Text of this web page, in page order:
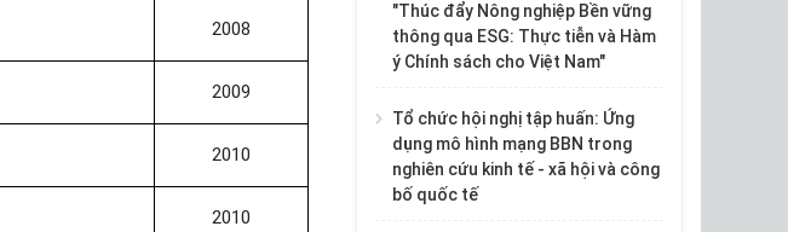
2008
2009
2010
2010
"Thúc đẩy Nông nghiệp Bền vững
thông qua ESG: Thực tiễn và Hàm
ý Chính sách cho Việt Nam"
Tổ chức hội nghị tập huấn: Ứng
dụng mô hình mạng BBN trong
nghiên cứu kinh tế - xã hội và công
bố quốc tế